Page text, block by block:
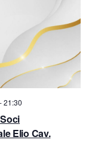
-21:30
Elio Cav.